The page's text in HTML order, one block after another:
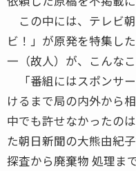
この中には、テレビ
ビ！」が原発を特集し
一（故人）が、こんな
「番組にはスポンサ
けるまで局の内外から
中でも許せなかったの
た朝日新聞の大熊由紀
探査から廃棄物 処理ま